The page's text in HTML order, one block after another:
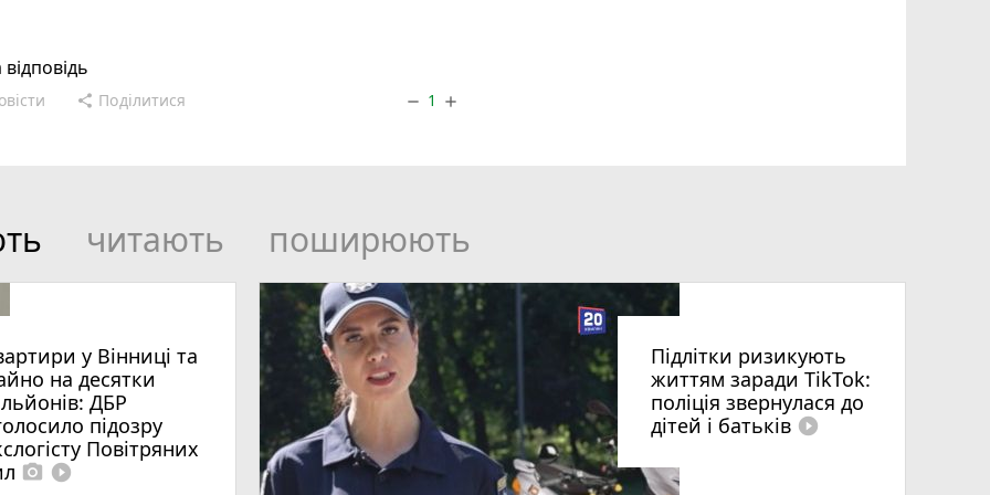
share Поділитися remove 1 add
читають поширюють
у Вінниці та
на десятки
ДБР
підозру
Повітряних
photo_camera play_circle_filled
Підлітки ризикують
життям заради TikTok:
поліція звернулася до
дітей і батьків play_circle_filled